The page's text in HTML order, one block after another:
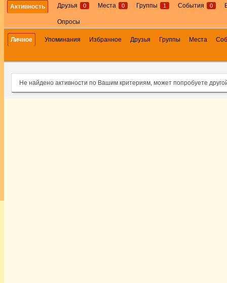
Активность Друзья 0 Места 0 Группы 1 События 0
Опросы
Личное Упоминания Избранное Друзья Группы Места
Не найдено активности по Вашим критериям, может попробуете